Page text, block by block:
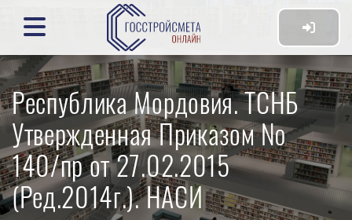
Республика Мордовия. ТСНБ
Утвержденная Приказом №
140/пр от 27.02.2015
(Ред.2014г.). НАСИ